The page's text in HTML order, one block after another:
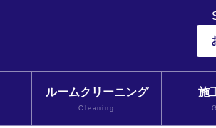
ルームクリーニング
Cleaning
施